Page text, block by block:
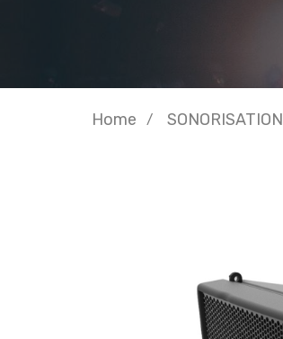
Home SONORISATION